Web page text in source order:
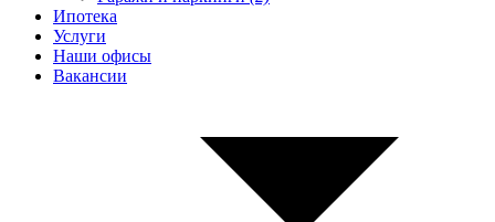
Ипотека
Услуги
Наши офисы
Вакансии